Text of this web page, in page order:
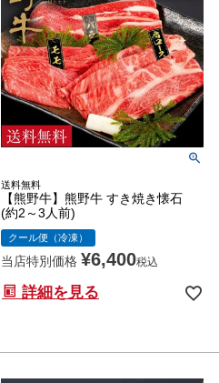
送料無料
【熊野牛】熊野牛 すき焼き懐石
(約2～3人前)
クール便（冷凍）
当店特別価格 ¥6,400税込
詳細を見る